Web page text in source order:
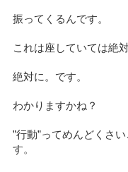
振ってくるんです。
これは座していては絶
絶対に。です。
わかりますかね？
”行動”ってめんどくさ
す。